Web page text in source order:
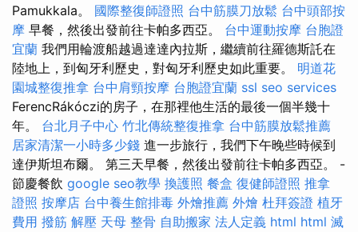
Pamukkala。 國際整復師證照 台中筋膜刀放鬆 台中頭部按
摩 早餐，然後出發前往卡帕多西亞。 台中運動按摩 台胞證
宜蘭 我們用輪渡船越過達達內拉斯，繼續前往羅德斯託在
陸地上，到匈牙利歷史，對匈牙利歷史如此重要。 明道花
園城整復推拿 台中肩頸按摩 台胞證宜蘭 ssl seo services
FerencRákóczi的房子，在那裡他生活的最後一個半幾十
年。 台北月子中心 竹北傳統整復推拿 台中筋膜放鬆推薦
居家清潔一小時多少錢 進一步旅行，我們下午晚些時候到
達伊斯坦布爾。 第三天早餐，然後出發前往卡帕多西亞。 -
節慶餐飲 google seo教學 換護照 餐盒 復健師證照 推拿
證照 按摩店 台中養生館排毒 外燴推薦 外燴 杜拜簽證 植牙
費用 撥筋 解壓 天母 整骨 自助搬家 法人定義 html html 滅